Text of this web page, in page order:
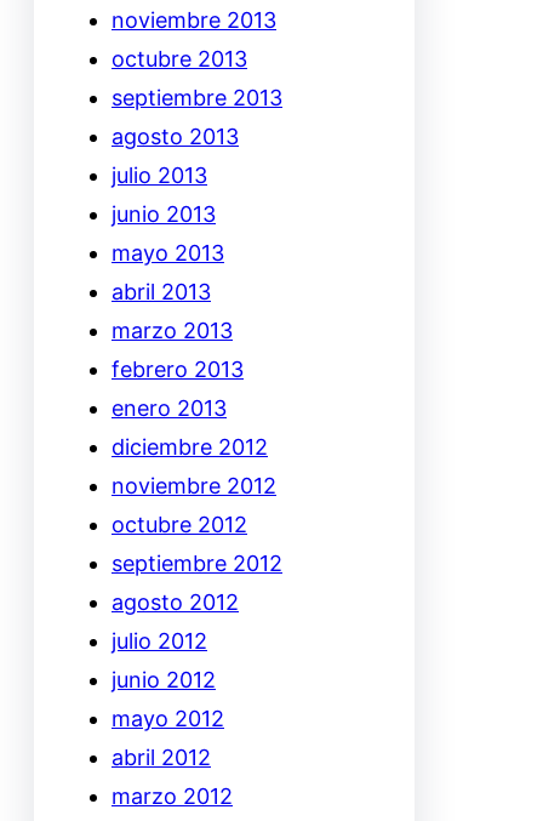
noviembre 2013
octubre 2013
septiembre 2013
agosto 2013
julio 2013
junio 2013
mayo 2013
abril 2013
marzo 2013
febrero 2013
enero 2013
diciembre 2012
noviembre 2012
octubre 2012
septiembre 2012
agosto 2012
julio 2012
junio 2012
mayo 2012
abril 2012
marzo 2012